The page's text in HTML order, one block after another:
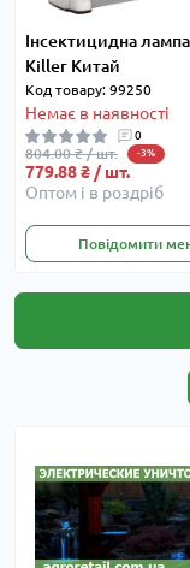
Інсектицидна
Killer Китай
Код товару: 99250
Немає в наявності
0
804.00 ₴ / шт. -3%
779.88 ₴ / шт.
Оптом і в роздріб
Повідомити